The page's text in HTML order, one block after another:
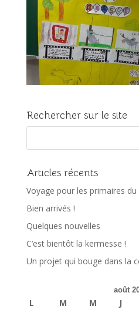
Rechercher sur le site
Articles récents
Voyage pour les primaires
Bien arrivés !
Quelques nouvelles
C’est bientôt la kermesse !
Un projet qui bouge dans la
août
L M M J